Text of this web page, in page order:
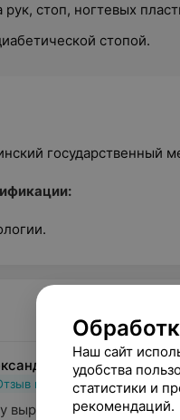
рук, стоп, ногтевых
стопой.
государственный
подтвержден
выразить Вам
Наш сайт
удобства
статистики и
рекомендаций.